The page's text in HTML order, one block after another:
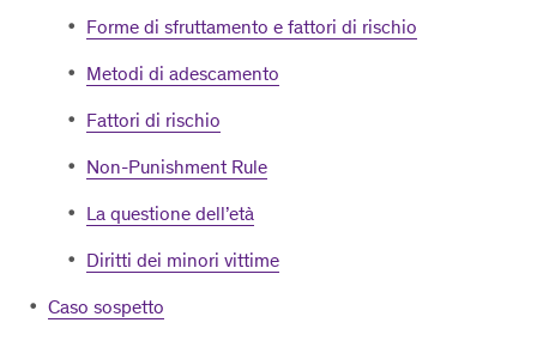
Forme di sfruttamento e fattori di rischio
Metodi di adescamento
Fattori di rischio
Non-Punishment Rule
La questione dell’età
Diritti dei minori vittime
Caso sospetto